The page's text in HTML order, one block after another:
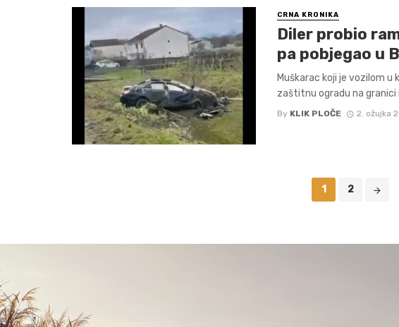
CRNA KRONIKA
Diler probio
pa pobjegao u
Muškarac koji je vozilom u
zaštitnu ogradu na granici
By KLIK PLOČE 2. ožujka
1 2